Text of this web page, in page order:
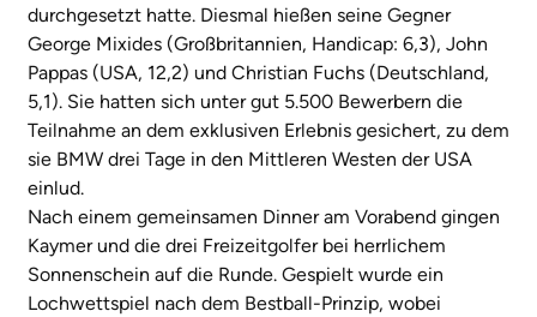
durchgesetzt hatte. Diesmal hießen seine Gegner
George Mixides (Großbritannien, Handicap: 6,3), John
Pappas (USA, 12,2) und Christian Fuchs (Deutschland,
5,1). Sie hatten sich unter gut 5.500 Bewerbern die
Teilnahme an dem exklusiven Erlebnis gesichert, zu dem
sie BMW drei Tage in den Mittleren Westen der USA
einlud.
Nach einem gemeinsamen Dinner am Vorabend gingen
Kaymer und die drei Freizeitgolfer bei herrlichem
Sonnenschein auf die Runde. Gespielt wurde ein
Lochwettspiel nach dem Bestball-Prinzip, wobei